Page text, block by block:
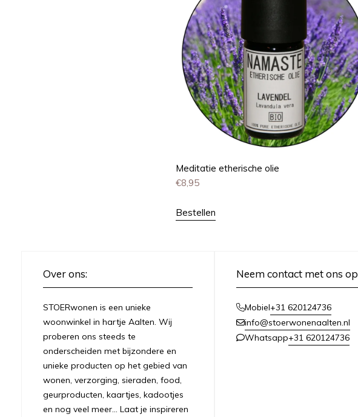
Meditatie etherische olie
€8,95
Bestellen
Over ons:
STOERwonen is een unieke
woonwinkel in hartje Aalten. Wij
proberen ons steeds te
onderscheiden met bijzondere en
unieke producten op het gebied van
wonen, verzorging, sieraden, food,
geurproducten, kaartjes, kadootjes
en nog veel meer... Laat je inspireren
Neem contact met ons op
Mobiel+31 620124736
info@stoerwonenaalten.nl
Whatsapp+31 620124736